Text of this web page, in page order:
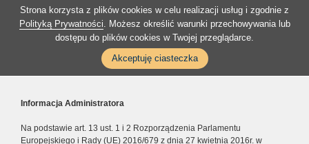
Strona korzysta z plików cookies w celu realizacji usług i zgodnie z
Polityką Prywatności. Możesz określić warunki przechowywania lub
dostępu do plików cookies w Twojej przeglądarce.
Akceptuję ciasteczka
Informacja Administratora
Na podstawie art. 13 ust. 1 i 2 Rozporządzenia Parlamentu
Europejskiego i Rady (UE) 2016/679 z dnia 27 kwietnia 2016r. w